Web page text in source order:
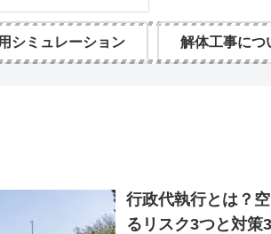
シミュレーション 解体工事につ
行政代執行とは？
るリスク3つと対策